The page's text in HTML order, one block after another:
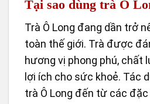
Tại sao dùng trà Ô
Trà Ô Long đang dần trở
toàn thế giới. Trà được
hương vị phong phú, chất
lợi ích cho sức khoẻ. Tác
trà Ô Long đến từ các